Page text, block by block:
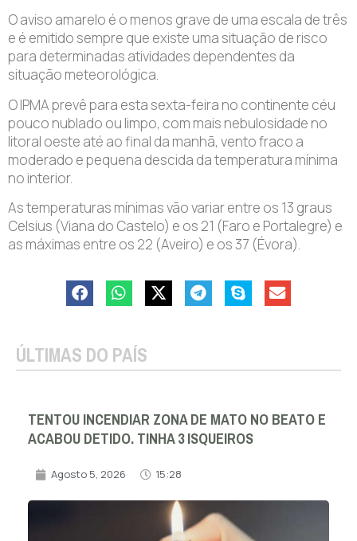
O aviso amarelo é o menos grave de uma escala de três
e é emitido sempre que existe uma situação de risco
para determinadas atividades dependentes da
situação meteorológica.
O IPMA prevê para esta sexta-feira no continente céu
pouco nublado ou limpo, com mais nebulosidade no
litoral oeste até ao final da manhã, vento fraco a
moderado e pequena descida da temperatura mínima
no interior.
As temperaturas mínimas vão variar entre os 13 graus
Celsius (Viana do Castelo) e os 21 (Faro e Portalegre) e
as máximas entre os 22 (Aveiro) e os 37 (Évora).
ÚLTIMAS DO PAÍS
TENTOU INCENDIAR ZONA DE MATO NO BEATO E
ACABOU DETIDO. TINHA 3 ISQUEIROS
Agosto 5, 2026 15:28